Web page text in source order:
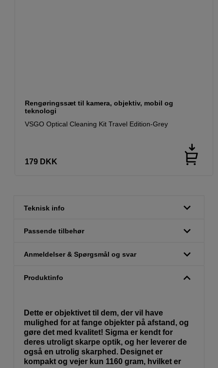
Rengøringssæt til kamera, objektiv, mobil og
teknologi
VSGO Optical Cleaning Kit Travel Edition-Grey
179 DKK
Teknisk info
Passende tilbehør
Anmeldelser & Spørgsmål og svar
Produktinfo
Dette er objektivet til dem, der vil have
mulighed for at fange objekter på afstand, og
gøre det med kvalitet! Sigma er kendt for
deres utroligt skarpe optik, og her leverer de
også en utrolig skarphed. Designet er
kompakt og vejer kun 1160 gram, hvilket er